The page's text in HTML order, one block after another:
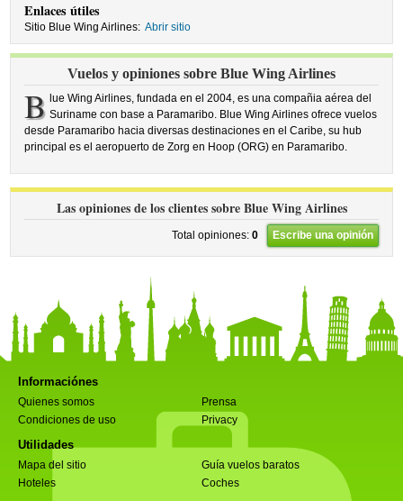
Enlaces útiles
Sitio Blue Wing Airlines: Abrir sitio
Vuelos y opiniones sobre Blue Wing Airlines
B lue Wing Airlines, fundada en el 2004, es una compañia aérea del
Suriname con base a Paramaribo. Blue Wing Airlines ofrece vuelos
desde Paramaribo hacia diversas destinaciones en el Caribe, su hub
principal es el aeropuerto de Zorg en Hoop (ORG) en Paramaribo.
Las opiniones de los clientes sobre Blue Wing Airlines
Total opiniones: 0 Escribe una opinión
Informaciónes
Quienes somos
Prensa
Condiciones de uso
Privacy
Utilidades
Mapa del sitio
Guía vuelos baratos
Hoteles
Coches